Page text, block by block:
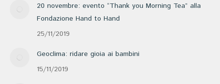
20 novembre: evento “Thank you Morning Tea” alla
Fondazione Hand to Hand
25/11/2019
Geoclima: ridare gioia ai bambini
15/11/2019